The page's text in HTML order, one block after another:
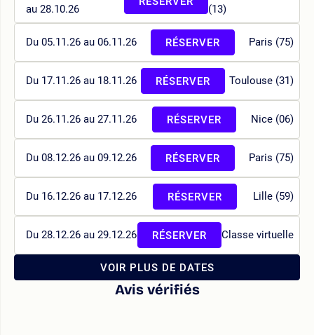
au 28.10.26
(13)
Du 05.11.26 au 06.11.26 Paris (75)
RÉSERVER
Du 17.11.26 au 18.11.26 Toulouse (31)
RÉSERVER
Du 26.11.26 au 27.11.26 Nice (06)
RÉSERVER
Du 08.12.26 au 09.12.26 Paris (75)
RÉSERVER
Du 16.12.26 au 17.12.26 Lille (59)
RÉSERVER
Du 28.12.26 au 29.12.26 Classe virtuelle
RÉSERVER
VOIR PLUS DE DATES
Avis vérifiés